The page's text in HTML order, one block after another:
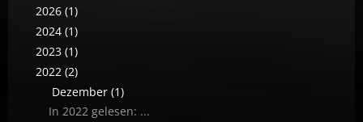
2026 (1)
2024 (1)
2023 (1)
2022 (2)
Dezember (1)
In 2022 gelesen: ...